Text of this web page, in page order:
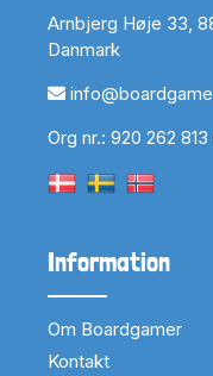
Arnbjerg Høje 33,
Danmark
Org nr.: 920 262
Information
Om Boardgamer
Kontakt